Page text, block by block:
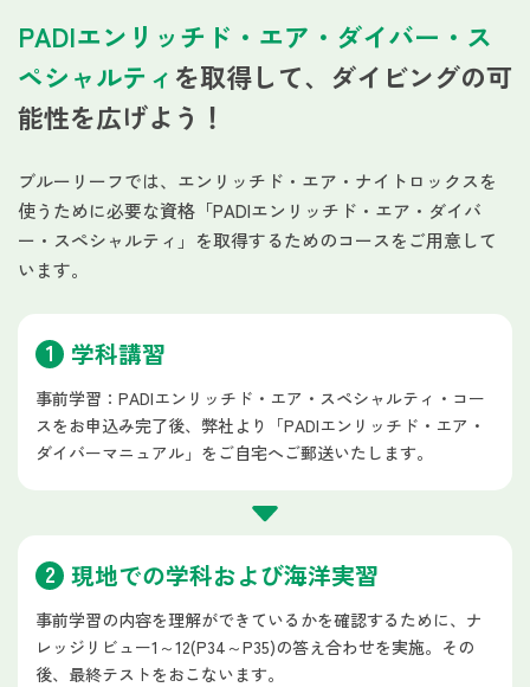
PADIエンリッチド・エア・ダイバー・ス
ペシャルティ を取得して、ダイビングの可
能性を広げよう！
ブルーリーフでは、エンリッチド・エア・ナイトロックスを
使うために必要な資格「PADIエンリッチド・エア・ダイバ
ー・スペシャルティ」を取得するためのコースをご用意して
います。
学科講習
事前学習：PADIエンリッチド・エア・スペシャルティ・コー
スをお申込み完了後、弊社より「PADIエンリッチド・エア・
ダイバーマニュアル」をご自宅へご郵送いたします。
現地での学科および海洋実習
事前学習の内容を理解ができているかを確認するために、ナ
レッジリビュー1～12(P34～P35)の答え合わせを実施。その
後、最終テストをおこないます。